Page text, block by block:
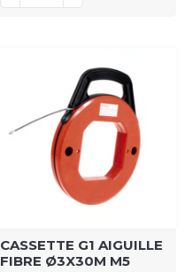
CASSETTE G1 AIGUILLE
FIBRE Ø3X30M M5